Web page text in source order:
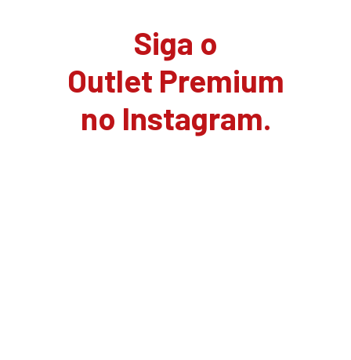
Siga o
Outlet Premium
no Instagram.